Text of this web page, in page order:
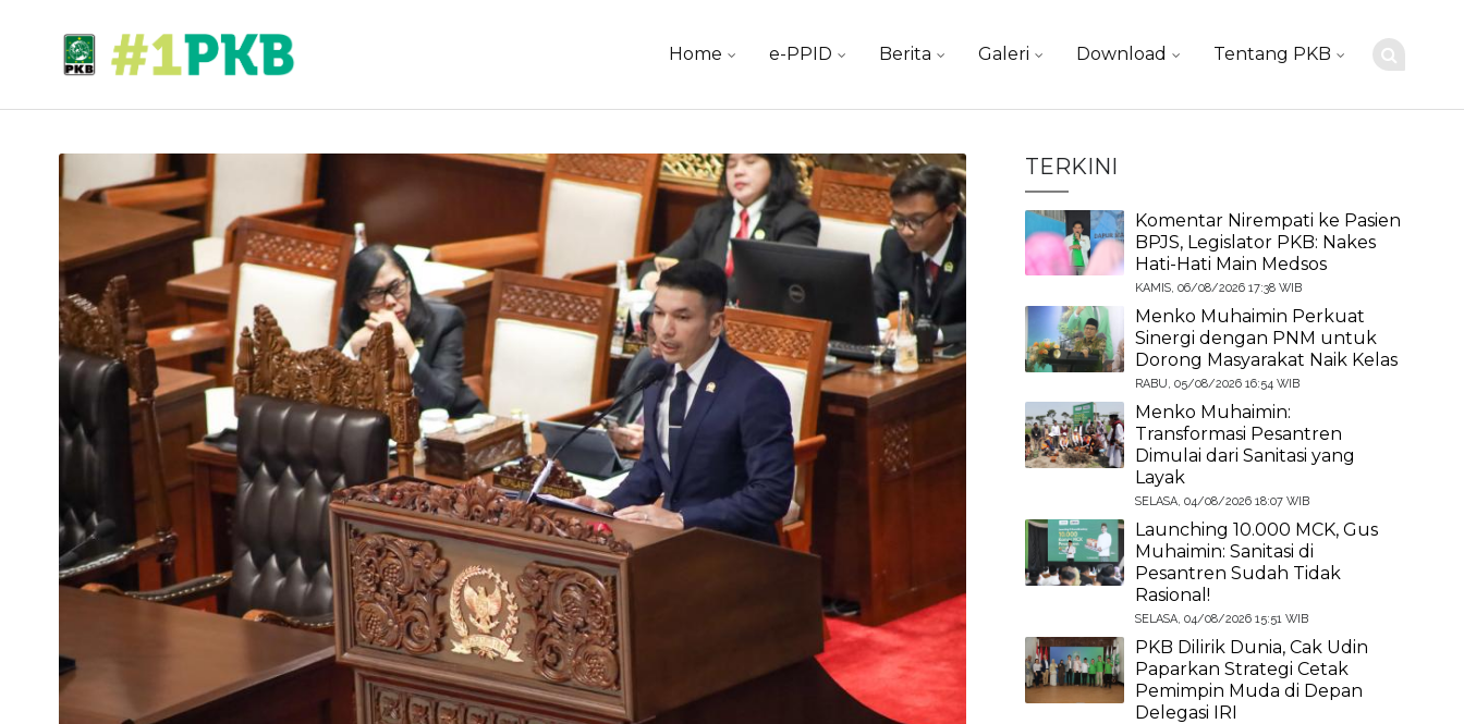
Home e-PPID Berita Galeri Download Tentang PKB
Skip
TERKINI
Komentar Nirempati ke Pasien
BPJS, Legislator PKB: Nakes
Hati-Hati Main Medsos
KAMIS, 06/08/2026 17:38 WIB
Menko Muhaimin Perkuat
Sinergi dengan PNM untuk
Dorong Masyarakat Naik Kelas
RABU, 05/08/2026 16:54 WIB
Menko Muhaimin:
Transformasi Pesantren
Dimulai dari Sanitasi yang
Layak
SELASA, 04/08/2026 18:07 WIB
Launching 10.000 MCK, Gus
Muhaimin: Sanitasi di
Pesantren Sudah Tidak
Rasional!
SELASA, 04/08/2026 15:51 WIB
PKB Dilirik Dunia, Cak Udin
Paparkan Strategi Cetak
Pemimpin Muda di Depan
Delegasi IRI